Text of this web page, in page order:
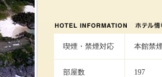
喫煙・禁煙対応 本館禁
部屋数 197